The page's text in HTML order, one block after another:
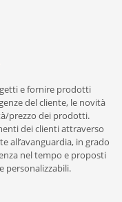
e fornire prodotti
del cliente, le novità
prezzo dei prodotti.
dei clienti attraverso
all’avanguardia, in grado
nel tempo e proposti
personalizzabili.